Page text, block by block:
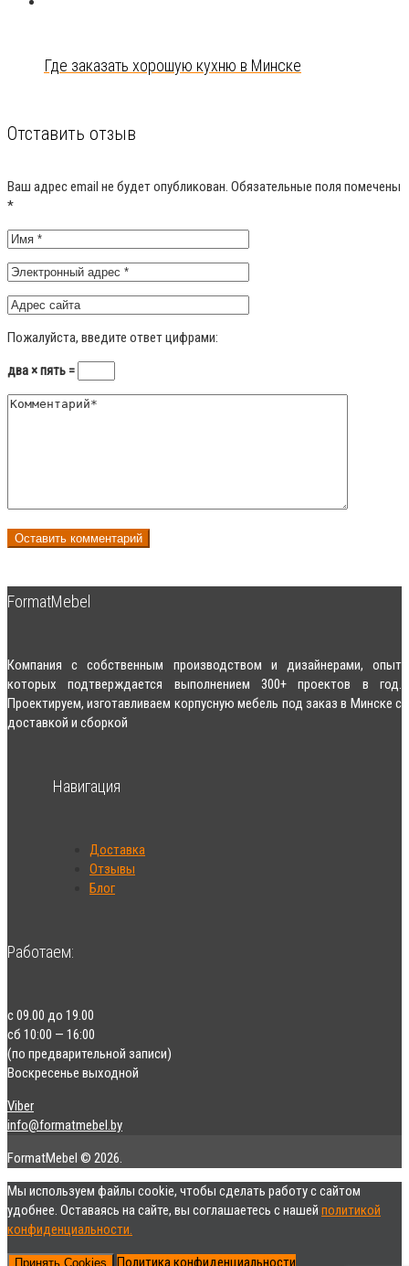
Где заказать хорошую кухню в Минске
Отставить отзыв
Ваш адрес email не будет опубликован. Обязательные поля помечены
*
Пожалуйста, введите ответ цифрами:
два × пять =
FormatMebel
Компания с собственным производством и дизайнерами, опыт
которых подтверждается выполнением 300+ проектов в год.
Проектируем, изготавливаем корпусную мебель под заказ в Минске с
доставкой и сборкой
Навигация
Доставка
Отзывы
Блог
Работаем:
с 09.00 до 19.00
сб 10:00 — 16:00
(по предварительной записи)
Воскресенье выходной
Viber
info@formatmebel.by
FormatMebel © 2026.
Мы используем файлы cookie, чтобы сделать работу с сайтом
удобнее. Оставаясь на сайте, вы соглашаетесь с нашей политикой
конфиденциальности.
Принять Cookies Политика конфиденциальности